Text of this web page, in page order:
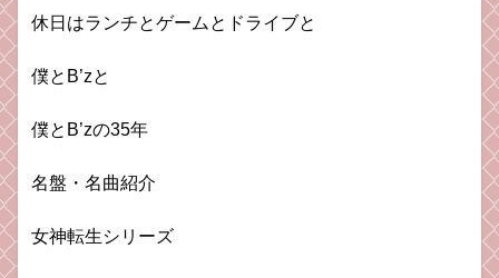
休日はランチとゲームとドライブと
僕とB’zと
僕とB’zの35年
名盤・名曲紹介
女神転生シリーズ